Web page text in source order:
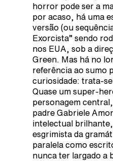
horror pode ser a
por acaso, há uma
versão (ou
Exorcista” sendo
nos EUA, sob a
Green. Mas há no
referência ao sumo
curiosidade: trata-
Quase um super-
personagem
padre Gabriele
intelectual
esgrimista da
paralela como
nunca ter largado a